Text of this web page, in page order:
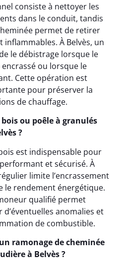
consiste à nettoyer les
dans le conduit, tandis
permet de retirer
À Belvès, un
le débistrage lorsque le
ou lorsque le
Cette opération est
pour préserver la
de chauffage.
ou poêle à granulés
?
est indispensable pour
et sécurisé. À
limite l’encrassement
le rendement énergétique.
qualifié permet
anomalies et
de combustible.
ramonage de cheminée
à Belvès ?